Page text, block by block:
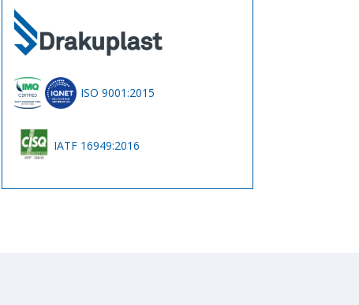
ISO 9001:2015
IATF 16949:2016